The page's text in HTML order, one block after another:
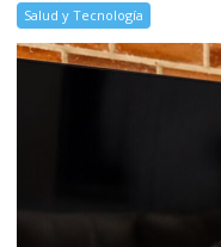
Salud y Tecnología